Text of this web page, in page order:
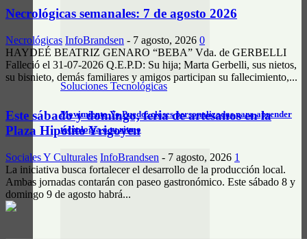
Soluciones Tecnológicas
Movimiento Yo Puedo: clases personalizadas para aprender
tecnología a tu ritmo
Necrológicas semanales: 7 de agosto 2026
Necrológicas InfoBrandsen - 7 agosto, 2026 0
HAYDEÉ BEATRIZ GENARO “BEBA” Vda. de GERBELLI
Falleció el 31-07-2026 Q.E.P.D: Su hija; Marta Gerbelli, sus nietos,
su bisnieto, demás familiares y amigos participan su fallecimiento,...
Este sábado y domingo, feria de artesanos en la
Plaza Hipólito Yrigoyen
Sociales Y Culturales InfoBrandsen - 7 agosto, 2026 1
La iniciativa busca fortalecer el desarrollo de la producción local.
Ambas jornadas contarán con paseo gastronómico. Este sábado 8 y
domingo 9 de agosto habrá...